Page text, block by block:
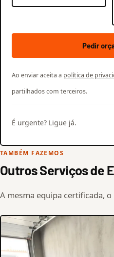
Pedir
Ao enviar aceita a política de
partilhados com terceiros.
É urgente? Ligue já.
TAMBÉM FAZEMOS
Outros Serviços de
A mesma equipa certificada,